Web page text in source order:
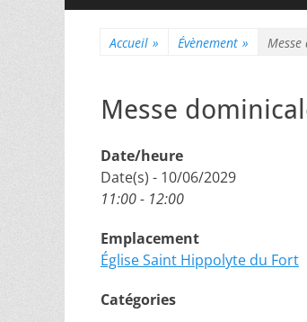
principal
Accueil » Évènement »
Messe
Date/heure
Date(s) - 10/06/2029
11:00 - 12:00
Emplacement
Église Saint Hippolyte du Fort
Catégories